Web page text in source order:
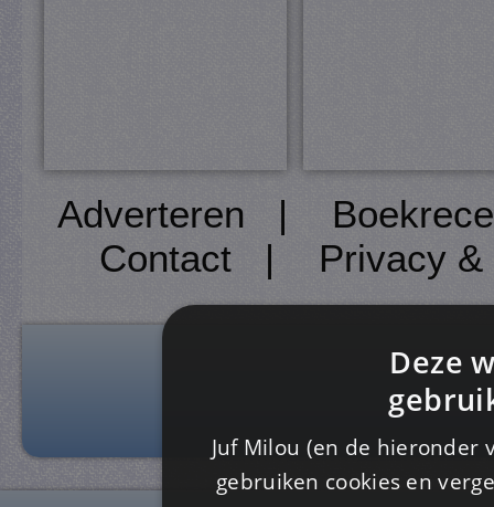
Adverteren |
Contact| Privacy
Deze
Juf Milou (en de
gebruiken cookies en